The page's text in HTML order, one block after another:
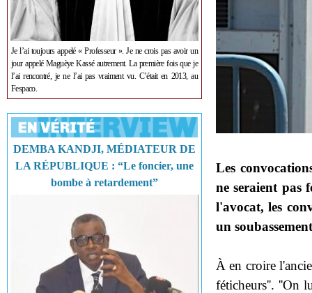
Je l’ai toujours appelé « Professeur ». Je ne crois pas avoir un
jour appelé Maguèye Kassé autrement. La première fois que je
l’ai rencontré, je ne l’ai pas vraiment vu. C’était en 2013, au
Fespaco.
DEMBA KANDJI, MÉDIATEUR DE
LA RÉPUBLIQUE : “Le foncier, une
bombe à retardement”
Les
ne seraient pas
l'avocat, les
un
À en croire
féticheurs''. ''On